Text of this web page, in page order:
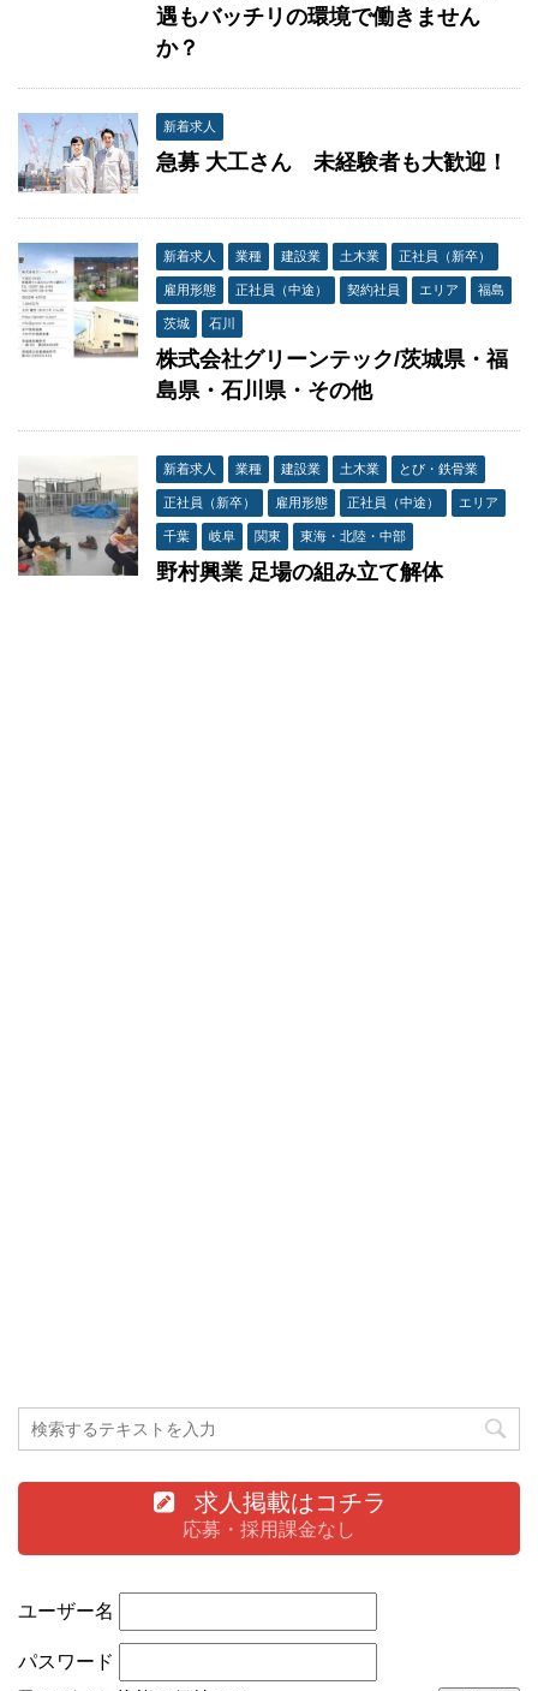
遇もバッチリの環境で働きません
か？
新着求人
急募 大工さん 未経験者も大歓迎！
新着求人 業種 建設業 土木業 正社員（新卒）
雇用形態 正社員（中途） 契約社員 エリア 福島
茨城 石川
株式会社グリーンテック/茨城県・福
島県・石川県・その他
新着求人 業種 建設業 土木業 とび・鉄骨業
正社員（新卒） 雇用形態 正社員（中途） エリア
千葉 岐阜 関東 東海・北陸・中部
野村興業 足場の組み立て解体
求人掲載はコチラ
応募・採用課金なし
ユーザー名
パスワード